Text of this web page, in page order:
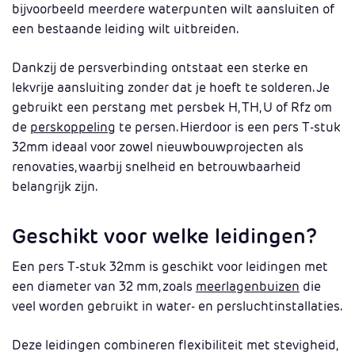
bijvoorbeeld meerdere waterpunten wilt aansluiten of
een bestaande leiding wilt uitbreiden.
Dankzij de persverbinding ontstaat een sterke en
lekvrije aansluiting zonder dat je hoeft te solderen. Je
gebruikt een perstang met persbek H, TH, U of Rfz om
de perskoppeling te persen. Hierdoor is een pers T-stuk
32mm ideaal voor zowel nieuwbouwprojecten als
renovaties, waarbij snelheid en betrouwbaarheid
belangrijk zijn.
Geschikt voor welke leidingen?
Een pers T-stuk 32mm is geschikt voor leidingen met
een diameter van 32 mm, zoals meerlagenbuizen die
veel worden gebruikt in water- en persluchtinstallaties.
Deze leidingen combineren flexibiliteit met stevigheid,